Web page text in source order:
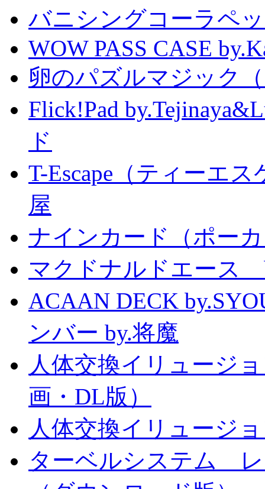
バニシングコーラペ
WOW PASS CASE
卵のパズルマジック
Flick!Pad
ド
T-Escape（ティーエ
屋
ナインカード（ポー
マクドナルドエース
ACAAN DECK
ンバー by.将魔
人体交換イリュージ
画・DL版）
人体交換イリュージ
ターベルシステム